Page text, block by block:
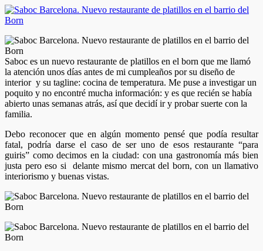
Saboc es un nuevo restaurante de platillos en el born que me llamó
la atención unos días antes de mi cumpleaños por su diseño de
interior y su tagline: cocina de temperatura. Me puse a investigar un
poquito y no encontré mucha información: y es que recién se había
abierto unas semanas atrás, así que decidí ir y probar suerte con la
familia.
Debo reconocer que en algún momento pensé que podía resultar
fatal, podría darse el caso de ser uno de esos restaurante “para
guiris” como decimos en la ciudad: con una gastronomía más bien
justa pero eso si delante mismo mercat del born, con un llamativo
interiorismo y buenas vistas.